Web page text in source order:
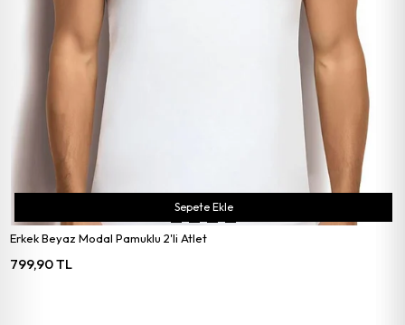
Erkek Beyaz Modal Pamuklu 2'li Atlet
799,90 TL
Sepete Ekle